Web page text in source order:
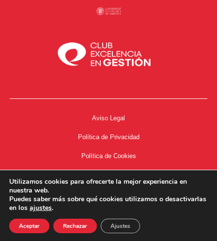
Aviso Legal
Política de Privacidad
Política de Cookies
34667504662
Utilizamos cookies para ofrecerte la mejor experiencia en
nuestra web.
Puedes saber más sobre qué cookies utilizamos o desactivarlas
en los ajustes.
Aceptar Rechazar Ajustes